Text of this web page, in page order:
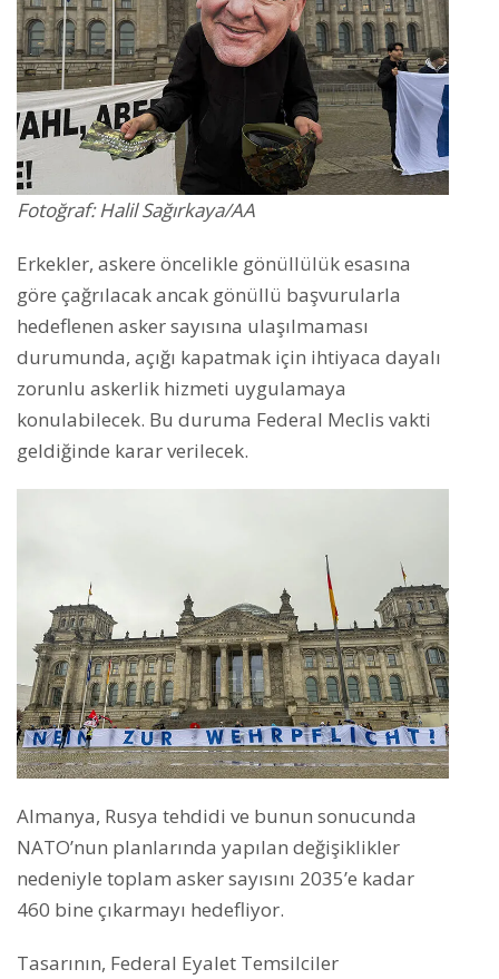
Fotoğraf: Halil Sağırkaya/AA
Erkekler, askere öncelikle gönüllülük esasına
göre çağrılacak ancak gönüllü başvurularla
hedeflenen asker sayısına ulaşılmaması
durumunda, açığı kapatmak için ihtiyaca dayalı
zorunlu askerlik hizmeti uygulamaya
konulabilecek. Bu duruma Federal Meclis vakti
geldiğinde karar verilecek.
Almanya, Rusya tehdidi ve bunun sonucunda
NATO’nun planlarında yapılan değişiklikler
nedeniyle toplam asker sayısını 2035’e kadar
460 bine çıkarmayı hedefliyor.
Tasarının, Federal Eyalet Temsilciler